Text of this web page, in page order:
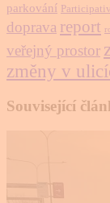
parkování
doprava report
veřejný prostor
změny v
Související